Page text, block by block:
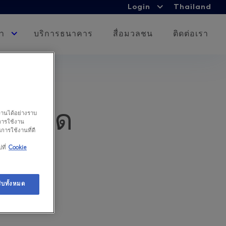
Login
Login
Expand
menu
Thailand
Expand
menu
บริการธนาคาร สื่อมวลชน ติดต่อเรา
อร์ด
ว
นได้อย่างราบ
รใช้งาน
การใช้งานที่ดี
ที่ Cookie
บทั้งหมด